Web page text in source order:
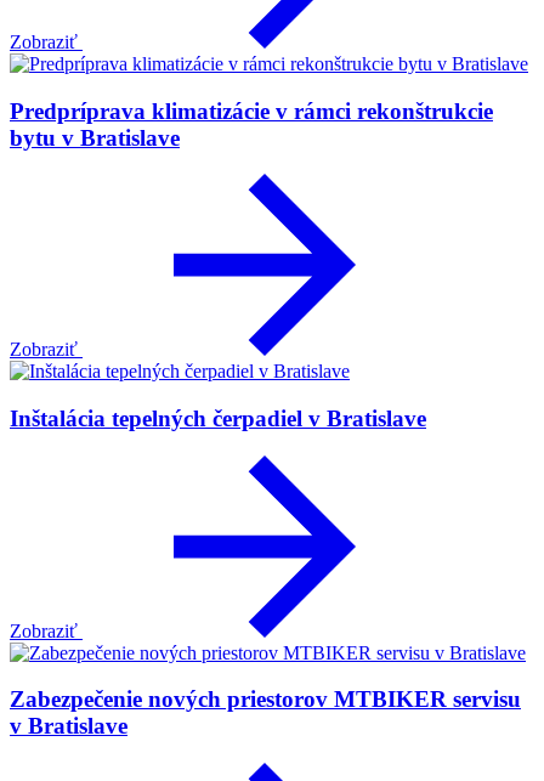
Zobraziť
Predpríprava klimatizácie v rámci rekonštrukcie
bytu v Bratislave
Zobraziť
Inštalácia tepelných čerpadiel v Bratislave
Zobraziť
Zabezpečenie nových priestorov MTBIKER servisu
v Bratislave